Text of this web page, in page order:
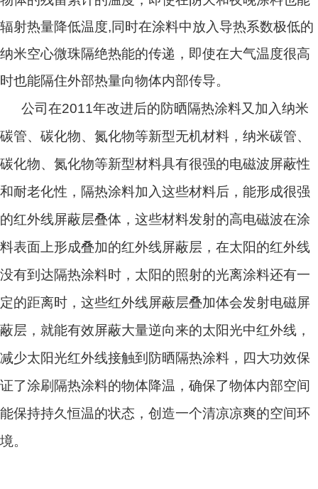
辐射热量降低温度,同时在涂料中放入导热系数极低的
纳米空心微珠隔绝热能的传递，即使在大气温度很高
时也能隔住外部热量向物体内部传导。
公司在2011年改进后的防晒隔热涂料又加入纳米
碳管、碳化物、氮化物等新型无机材料，纳米碳管、
碳化物、氮化物等新型材料具有很强的电磁波屏蔽性
和耐老化性，隔热涂料加入这些材料后，能形成很强
的红外线屏蔽层叠体，这些材料发射的高电磁波在涂
料表面上形成叠加的红外线屏蔽层，在太阳的红外线
没有到达隔热涂料时，太阳的照射的光离涂料还有一
定的距离时，这些红外线屏蔽层叠加体会发射电磁屏
蔽层，就能有效屏蔽大量逆向来的太阳光中红外线，
减少太阳光红外线接触到防晒隔热涂料，四大功效保
证了涂刷隔热涂料的物体降温，确保了物体内部空间
能保持持久恒温的状态，创造一个清凉凉爽的空间环
境。